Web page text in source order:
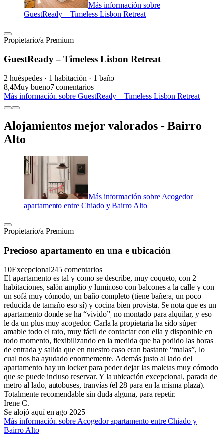
Más información sobre
GuestReady – Timeless Lisbon Retreat
Propietario/a Premium
GuestReady – Timeless Lisbon Retreat
2 huéspedes · 1 habitación · 1 baño
8,4Muy bueno7 comentarios
Más información sobre GuestReady – Timeless Lisbon Retreat
Alojamientos mejor valorados - Bairro
Alto
Más información sobre Acogedor
apartamento entre Chiado y Bairro Alto
Propietario/a Premium
Precioso apartamento en una e ubicación
10Excepcional245 comentarios
El apartamento es tal y como se describe, muy coqueto, con 2
habitaciones, salón amplio y luminoso con balcones a la calle y con
un sofá muy cómodo, un baño completo (tiene bañera, un poco
reducida de tamaño eso sí) y cocina bien provista. Se nota que es un
apartamento donde se ha “vivido”, no montado para alquilar, y eso
le da un plus muy acogedor. Carla la propietaria ha sido súper
amable todo el rato, muy fácil de contactar con ella y disponible en
todo momento, flexibilizando en la medida que ha podido las horas
de entrada y salida que en nuestro caso eran bastante “malas”, lo
cual nos ha ayudado enormemente. Además justo al lado del
apartamento hay un locker para poder dejar las maletas muy cómodo
que se puede incluso reservar. Y la ubicación excepcional, parada de
metro al lado, autobuses, tranvías (el 28 para en la misma plaza).
Totalmente recomendable sin duda alguna, para repetir.
Irene C.
Se alojó aquí en ago 2025
Más información sobre Acogedor apartamento entre Chiado y
Bairro Alto